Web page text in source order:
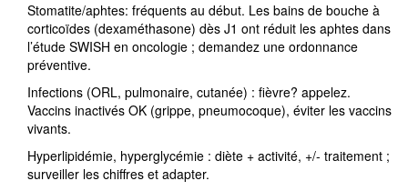
Stomatite/aphtes: fréquents au début. Les bains de bouche à
corticoïdes (dexaméthasone) dès J1 ont réduit les aphtes dans
l’étude SWISH en oncologie ; demandez une ordonnance
préventive.
Infections (ORL, pulmonaire, cutanée) : fièvre? appelez.
Vaccins inactivés OK (grippe, pneumocoque), éviter les vaccins
vivants.
Hyperlipidémie, hyperglycémie : diète + activité, +/- traitement ;
surveiller les chiffres et adapter.